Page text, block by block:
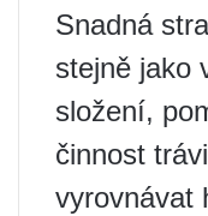
Snadná
stejně jako
složení,
činnost
vyrovnávat